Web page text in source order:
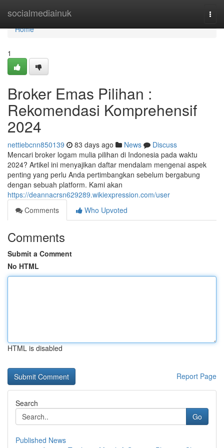
socialmediainuk
Home
Home
1
Broker Emas Pilihan :
Rekomendasi Komprehensif
2024
nettiebcnn850139 83 days ago News
Discuss
Mencari broker logam mulia pilihan di Indonesia pada waktu
2024? Artikel ini menyajikan daftar mendalam mengenai aspek
penting yang perlu Anda pertimbangkan sebelum bergabung
dengan sebuah platform. Kami akan
https://deannacrsn629289.wikiexpression.com/user
Comments
Who Upvoted
Comments
Submit a Comment
No HTML
HTML is disabled
Report Page
Search
Go
Published News